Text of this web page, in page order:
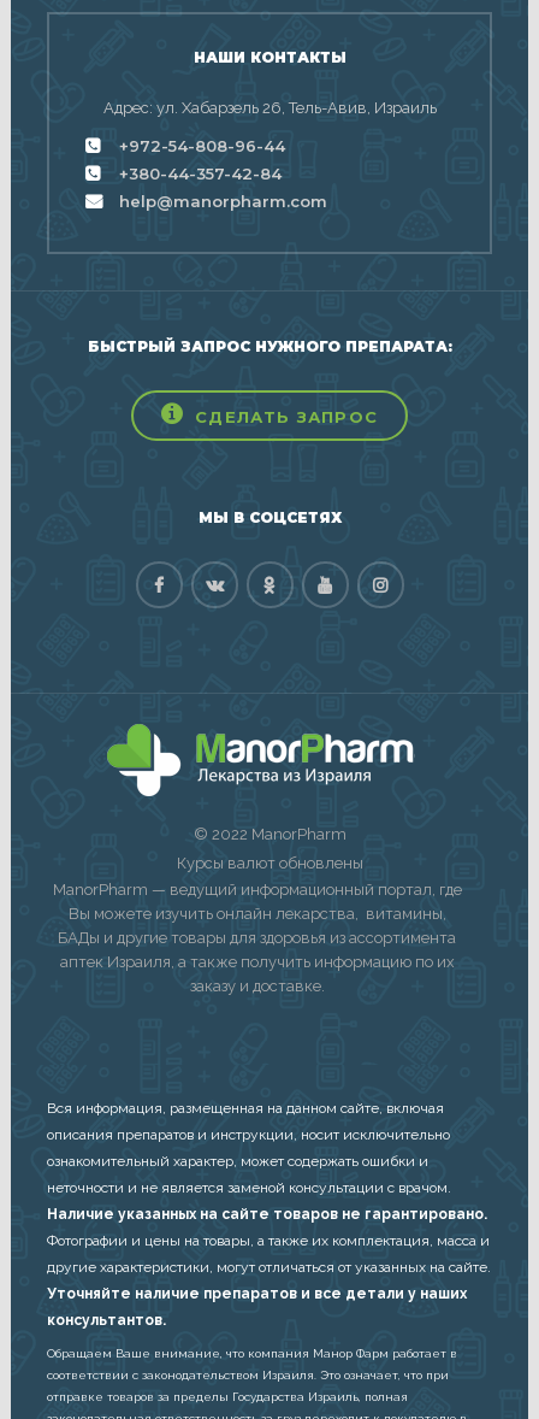
НАШИ КОНТАКТЫ
Адрес: ул. Хабарзель 26, Тель-Авив, Израиль
+972-54-808-96-44
+380-44-357-42-84
help@manorpharm.com
БЫСТРЫЙ ЗАПРОС НУЖНОГО ПРЕПАРАТА:
СДЕЛАТЬ ЗАПРОС
МЫ В СОЦСЕТЯХ
© 2022 ManorPharm
Курсы валют обновлены
ManorPharm — ведущий информационный портал, где
Вы можете изучить онлайн лекарства, витамины,
БАДы и другие товары для здоровья из ассортимента
аптек Израиля, а также получить информацию по их
заказу и доставке.
Вся информация, размещенная на данном сайте, включая
описания препаратов и инструкции, носит исключительно
ознакомительный характер, может содержать ошибки и
неточности и не является заменой консультации с врачом.
Наличие указанных на сайте товаров не гарантировано.
Фотографии и цены на товары, а также их комплектация, масса и
другие характеристики, могут отличаться от указанных на сайте.
Уточняйте наличие препаратов и все детали у наших
консультантов.
Обращаем Ваше внимание, что компания Манор Фарм работает в
соответствии с законодательством Израиля. Это означает, что при
отправке товаров за пределы Государства Израиль, полная